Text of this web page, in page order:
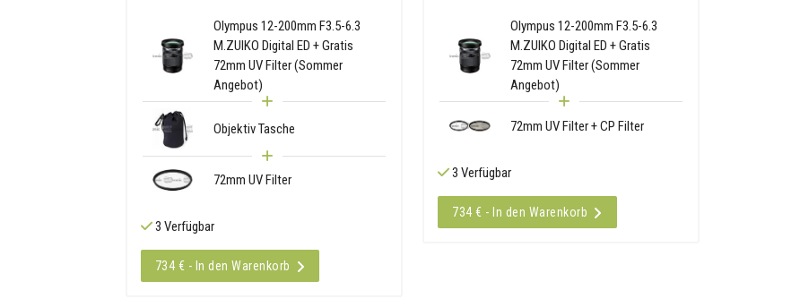
Olympus 12-200mm F3.5-6.3
M.ZUIKO Digital ED + Gratis
72mm UV Filter (Sommer
Angebot)
Objektiv Tasche
72mm UV Filter
3 Verfügbar
734 € - In den Warenkorb
Olympus 12-200mm F3.5-6.3
M.ZUIKO Digital ED + Gratis
72mm UV Filter (Sommer
Angebot)
72mm UV Filter + CP Filter
3 Verfügbar
734 € - In den Warenkorb